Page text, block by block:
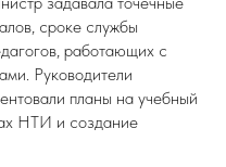
сроке службы
работающих с
Руководители
планы на учебный
НТИ и создание